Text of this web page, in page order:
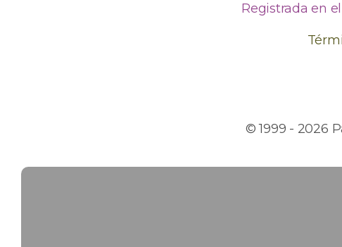
Registrada en
© 1999 - 2026